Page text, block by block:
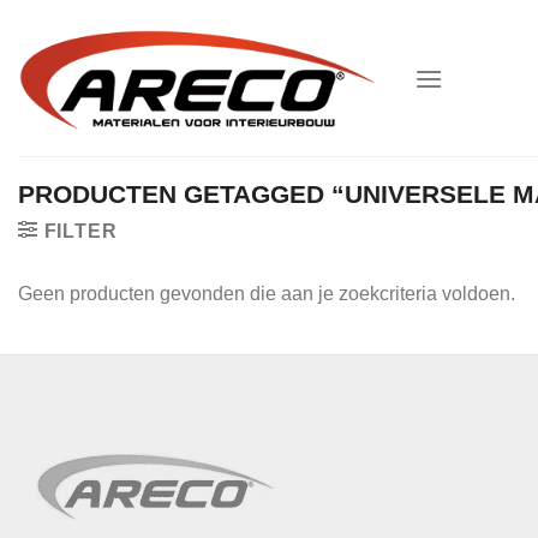
inhoud
PRODUCTEN GETAGGED “UNIVERSELE
FILTER
Geen producten gevonden die aan je zoekcriteria voldoen.